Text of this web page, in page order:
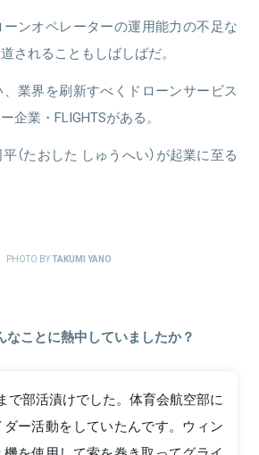
ンオペレーターの運用能力の不足な
されることもしばしばだ。
業界を刷新すべくドローンサービス
企業・FLIGHTSがある。
（たおした しゅうへい）が起業に至る
PHOTO BYTAKUMI YANO
なことに熱中していましたか？
で部活漬けでした。体育会航空部に
ー活動をしていたんです。ウィン